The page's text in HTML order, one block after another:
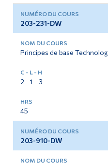
Activités
203-231-DW
Principes de base
2 - 1 - 3
45
203-910-DW